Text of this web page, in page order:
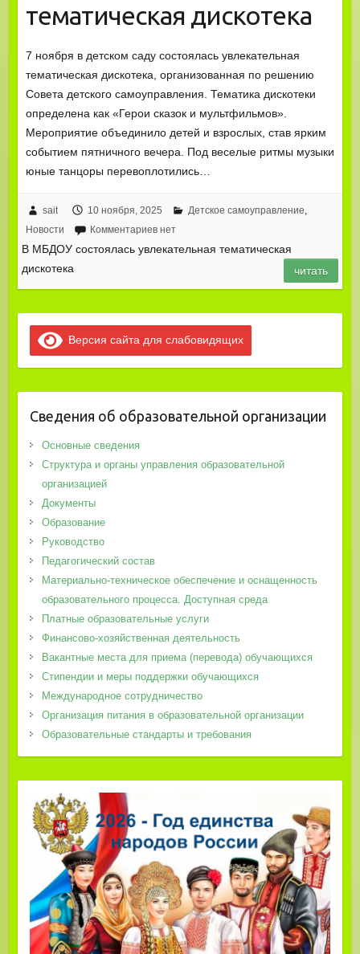
тематическая дискотека
7 ноября в детском саду состоялась увлекательная
тематическая дискотека, организованная по решению
Совета детского самоуправления. Тематика дискотеки
определена как «Герои сказок и мультфильмов».
Мероприятие объединило детей и взрослых, став ярким
событием пятничного вечера. Под веселые ритмы музыки
юные танцоры перевоплотились…
sait 10 ноября, 2025 Детское самоуправление,
Новости
Комментариев нет
В МБДОУ состоялась увлекательная тематическая
дискотека
читать
Версия сайта для слабовидящих
Сведения об образовательной организации
Основные сведения
Структура и органы управления образовательной
организацией
Документы
Образование
Руководство
Педагогический состав
Материально-техническое обеспечение и оснащенность
образовательного процесса. Доступная среда
Платные образовательные услуги
Финансово-хозяйственная деятельность
Вакантные места для приема (перевода) обучающихся
Стипендии и меры поддержки обучающихся
Международное сотрудничество
Организация питания в образовательной организации
Образовательные стандарты и требования